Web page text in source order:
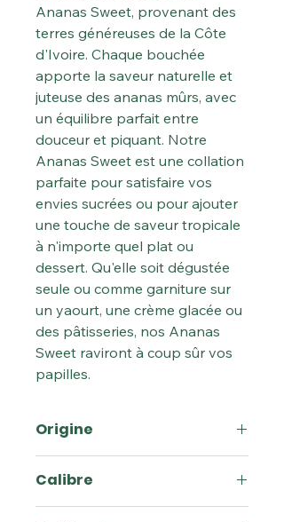
Ananas Sweet, provenant des
terres généreuses de la Côte
d'Ivoire. Chaque bouchée
apporte la saveur naturelle et
juteuse des ananas mûrs, avec
un équilibre parfait entre
douceur et piquant. Notre
Ananas Sweet est une collation
parfaite pour satisfaire vos
envies sucrées ou pour ajouter
une touche de saveur tropicale
à n'importe quel plat ou
dessert. Qu'elle soit dégustée
seule ou comme garniture sur
un yaourt, une crème glacée ou
des pâtisseries, nos Ananas
Sweet raviront à coup sûr vos
papilles.
Origine
Calibre